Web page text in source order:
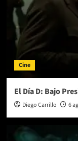
Cine
El Día D: Bajo
Diego Carrillo 6